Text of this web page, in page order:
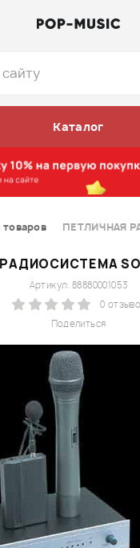
Каталог
товаров ПЕТЛИЧНАЯ
Поделиться
Артикул: 88880001053
0